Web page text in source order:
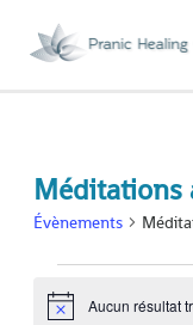
Méditations
Évènements
NoticeAucun résultat